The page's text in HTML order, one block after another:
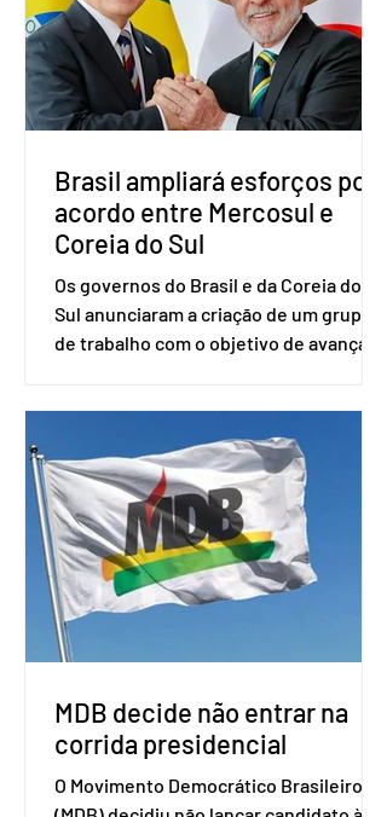
do partido, Eduardo Ribeiro, e do
senador Eduardo Girão, filiado ao Novo
desde fevereiro de 2023. Formado em
administração de empresas pela
Fundaç
Brasil ampliará esforços por
acordo entre Mercosul e
Coreia do Sul
Os governos do Brasil e da Coreia do
Sul anunciaram a criação de um grupo
de trabalho com o objetivo de avançar
Uruguai, além de outros países
associados. “Decidimos criar um grupo
de trabalho que vai identificar
sensibilidades dos dois lados e evitar
que elas sejam um empecilho para a
retomada das negociações de um
acordo do Mercosul com a Coreia”,
disse o presiden
MDB decide não entrar na
corrida presidencial
O Movimento Democrático Brasileiro